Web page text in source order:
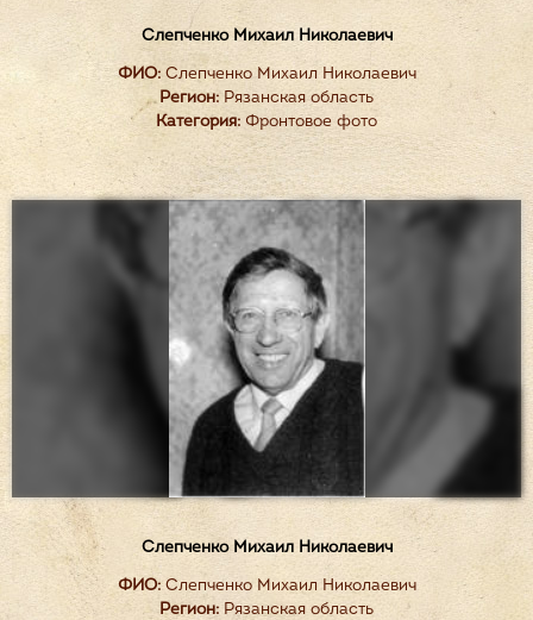
Слепченко Михаил Николаевич
ФИО:Слепченко Михаил Николаевич
Регион: Рязанская область
Категория: Фронтовое фото
Слепченко Михаил Николаевич
ФИО:Слепченко Михаил Николаевич
Регион: Рязанская область